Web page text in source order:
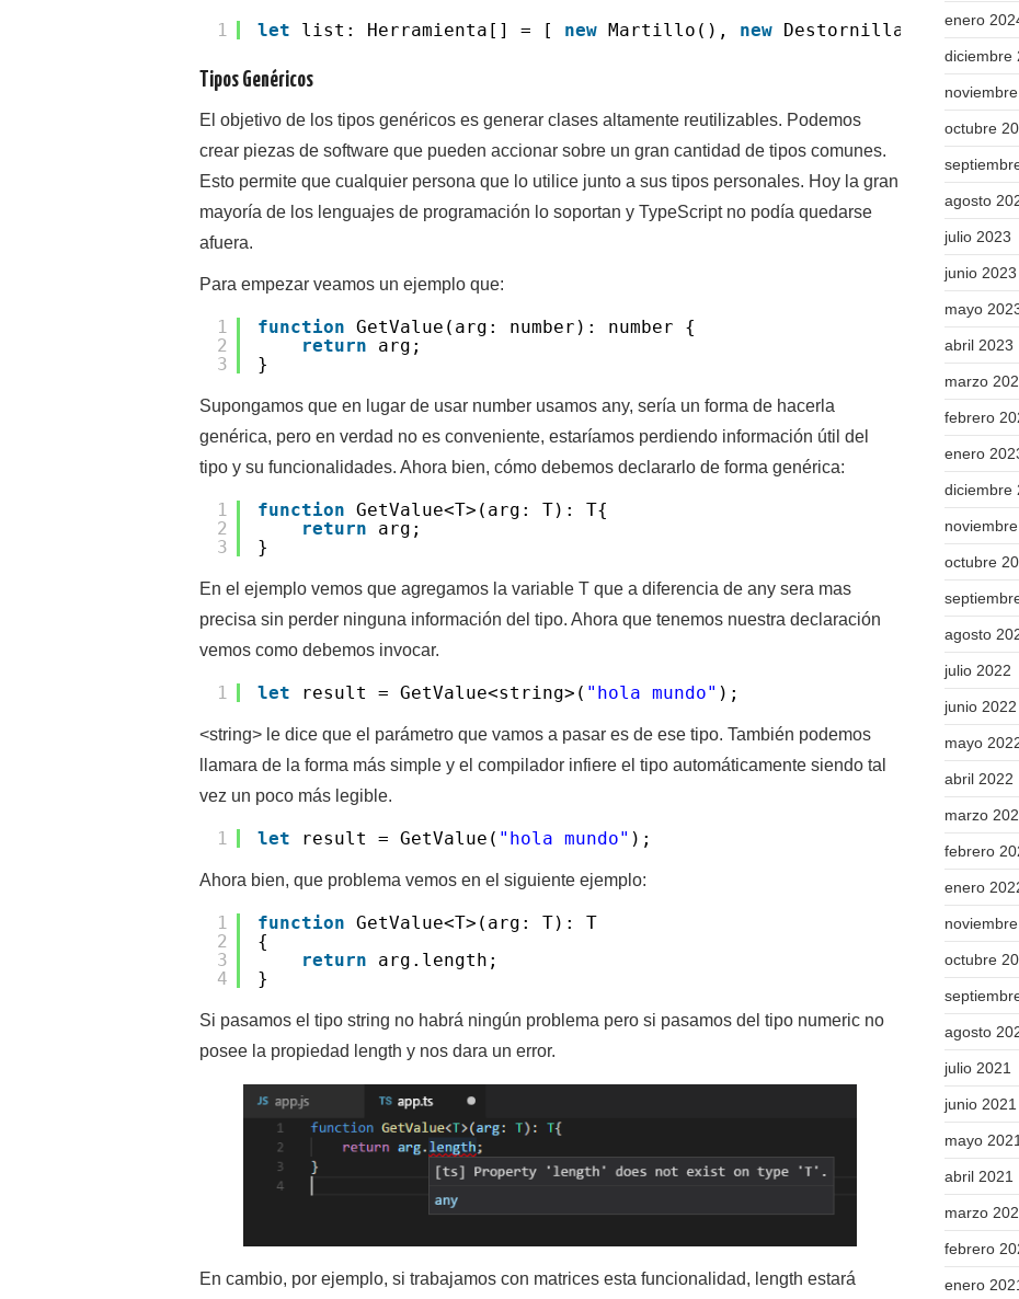
1 let list: Herramienta[] = [ new Martillo(), new Destornillador(),new
Tipos Genéricos
El objetivo de los tipos genéricos es generar clases altamente reutilizables. Podemos
crear piezas de software que pueden accionar sobre un gran cantidad de tipos comunes.
Esto permite que cualquier persona que lo utilice junto a sus tipos personales. Hoy la gran
mayoría de los lenguajes de programación lo soportan y TypeScript no podía quedarse
afuera.
Para empezar veamos un ejemplo que:
1
2
3
function GetValue(arg: number): number {
return
arg;
}
Supongamos que en lugar de usar number usamos any, sería un forma de hacerla
genérica, pero en verdad no es conveniente, estaríamos perdiendo información útil del
tipo y su funcionalidades. Ahora bien, cómo debemos declararlo de forma genérica:
1
2
3
function GetValue<T>(arg: T): T{
return
arg;
}
En el ejemplo vemos que agregamos la variable T que a diferencia de any sera mas
precisa sin perder ninguna información del tipo. Ahora que tenemos nuestra declaración
vemos como debemos invocar.
1 let result = GetValue<string>( "hola mundo" );
<string> le dice que el parámetro que vamos a pasar es de ese tipo. También podemos
llamara de la forma más simple y el compilador infiere el tipo automáticamente siendo tal
vez un poco más legible.
1 let result = GetValue( "hola mundo" );
Ahora bien, que problema vemos en el siguiente ejemplo:
1
2
3
4
function GetValue<T>(arg: T): T
{
return
arg.length;
}
Si pasamos el tipo string no habrá ningún problema pero si pasamos del tipo numeric no
posee la propiedad length y nos dara un error.
En cambio, por ejemplo, si trabajamos con matrices esta funcionalidad, length estará
enero
diciembre
octubre
agosto
julio 2023
junio 2023
mayo
abril 2023
marzo
febrero
enero
diciembre
octubre
agosto
julio 2022
junio 2022
mayo
abril 2022
marzo
febrero
enero
octubre
agosto
julio 2021
junio 2021
mayo 2021
abril 2021
marzo
febrero
enero